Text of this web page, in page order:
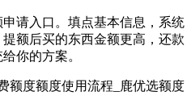
请入口。填点基本信息，系统
额后买的东西金额更高，还款
你的方案。